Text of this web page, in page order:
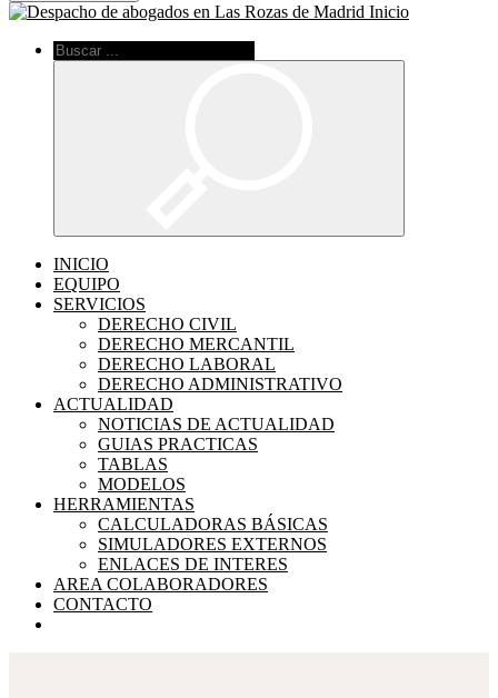
Inicio
INICIO
EQUIPO
SERVICIOS
DERECHO CIVIL
DERECHO MERCANTIL
DERECHO LABORAL
DERECHO ADMINISTRATIVO
ACTUALIDAD
NOTICIAS DE ACTUALIDAD
GUIAS PRACTICAS
TABLAS
MODELOS
HERRAMIENTAS
CALCULADORAS BÁSICAS
SIMULADORES EXTERNOS
ENLACES DE INTERES
AREA COLABORADORES
CONTACTO